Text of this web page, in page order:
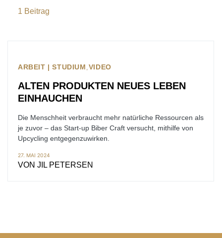
1 Beitrag
ARBEIT | STUDIUM VIDEO
ALTEN PRODUKTEN NEUES LEBEN
EINHAUCHEN
Die Menschheit verbraucht mehr natürliche Ressourcen als
je zuvor – das Start-up Biber Craft versucht, mithilfe von
Upcycling entgegenzuwirken.
27. MAI 2024
VON JIL PETERSEN